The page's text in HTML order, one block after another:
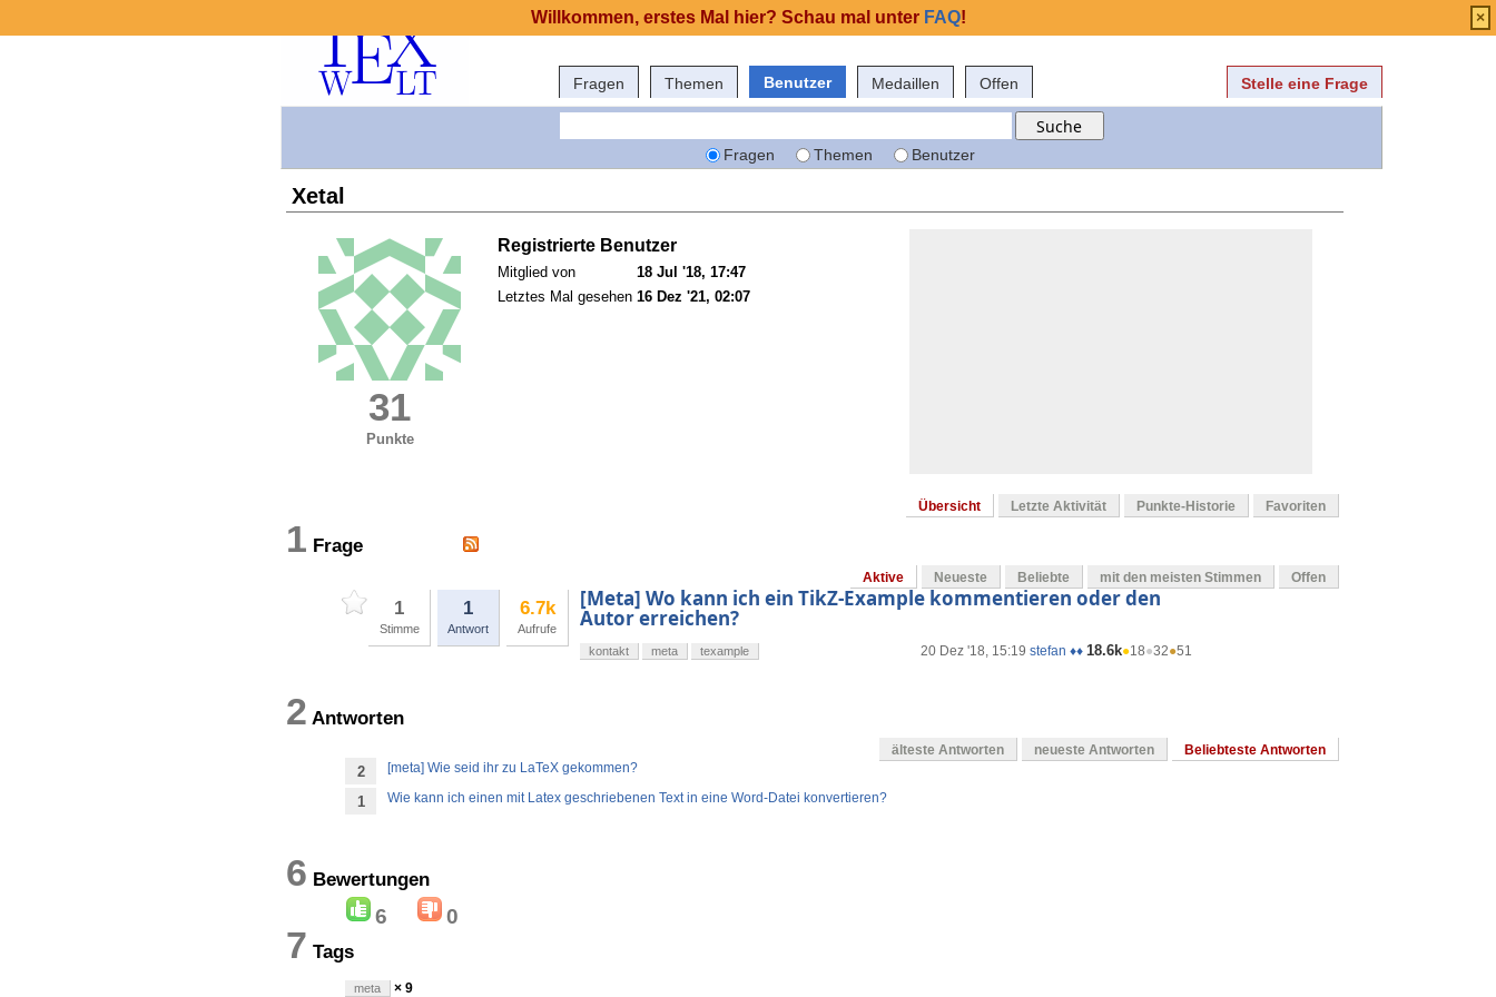
Fragen Themen Benutzer Medaillen Offen Stelle eine Frage
Fragen Themen Benutzer
Xetal
31
Punkte
Registrierte Benutzer
Mitglied von
18 Jul '18, 17:47
Letztes Mal gesehen 16 Dez '21, 02:07
Übersicht Letzte Aktivität Punkte-Historie Favoriten
1 Frage
Aktive Neueste Beliebte mit den meisten Stimmen Offen
1
Stimme
1
Antwort
6.7k
Aufrufe
[Meta] Wo kann ich ein TikZ-Example kommentieren oder den
Autor erreichen?
20 Dez '18, 15:19 stefan ♦♦ 18.6k●18●32●51
kontakt meta texample
2 Antworten
älteste Antworten neueste Antworten Beliebteste Antworten
2 [meta] Wie seid ihr zu LaTeX gekommen?
1 Wie kann ich einen mit Latex geschriebenen Text in eine Word-Datei konvertieren?
6 Bewertungen
6 0
7 Tags
meta × 9
Willkommen, erstes Mal hier? Schau mal unter FAQ! ×